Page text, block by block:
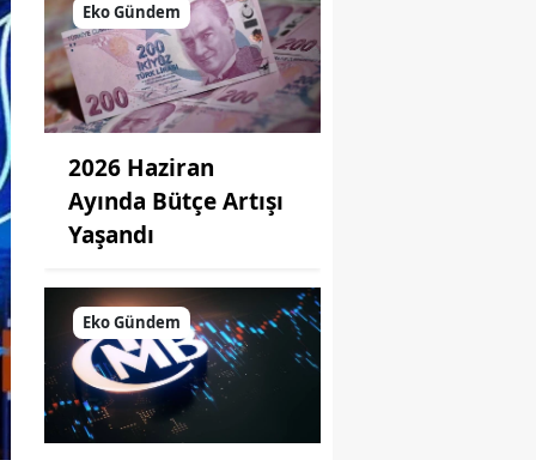
Eko Gündem
2026 Haziran
Ayında Bütçe Artışı
Yaşandı
Eko Gündem